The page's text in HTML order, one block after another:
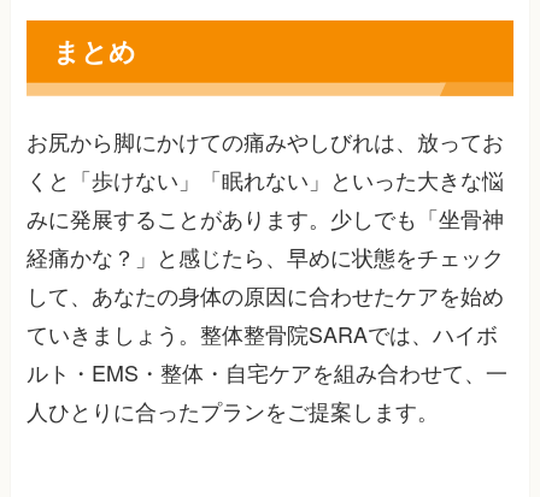
まとめ
お尻から脚にかけての痛みやしびれは、放ってお
くと「歩けない」「眠れない」といった大きな悩
みに発展することがあります。少しでも「坐骨神
経痛かな？」と感じたら、早めに状態をチェック
して、あなたの身体の原因に合わせたケアを始め
ていきましょう。整体整骨院SARAでは、ハイボ
ルト・EMS・整体・自宅ケアを組み合わせて、一
人ひとりに合ったプランをご提案します。